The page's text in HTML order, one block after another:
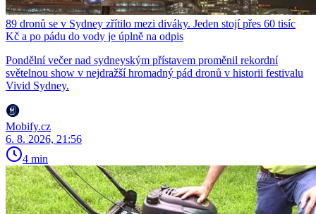
89 dronů se v Sydney zřítilo mezi diváky. Jeden stojí přes 60 tisíc
Kč a po pádu do vody je úplně na odpis
Pondělní večer nad sydneyským přístavem proměnil rekordní
světelnou show v nejdražší hromadný pád dronů v historii festivalu
Vivid Sydney.
Mobify.cz
6. 8. 2026, 21:56
4 min